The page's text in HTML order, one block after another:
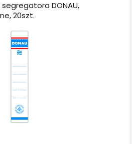
DONAU,
20szt.